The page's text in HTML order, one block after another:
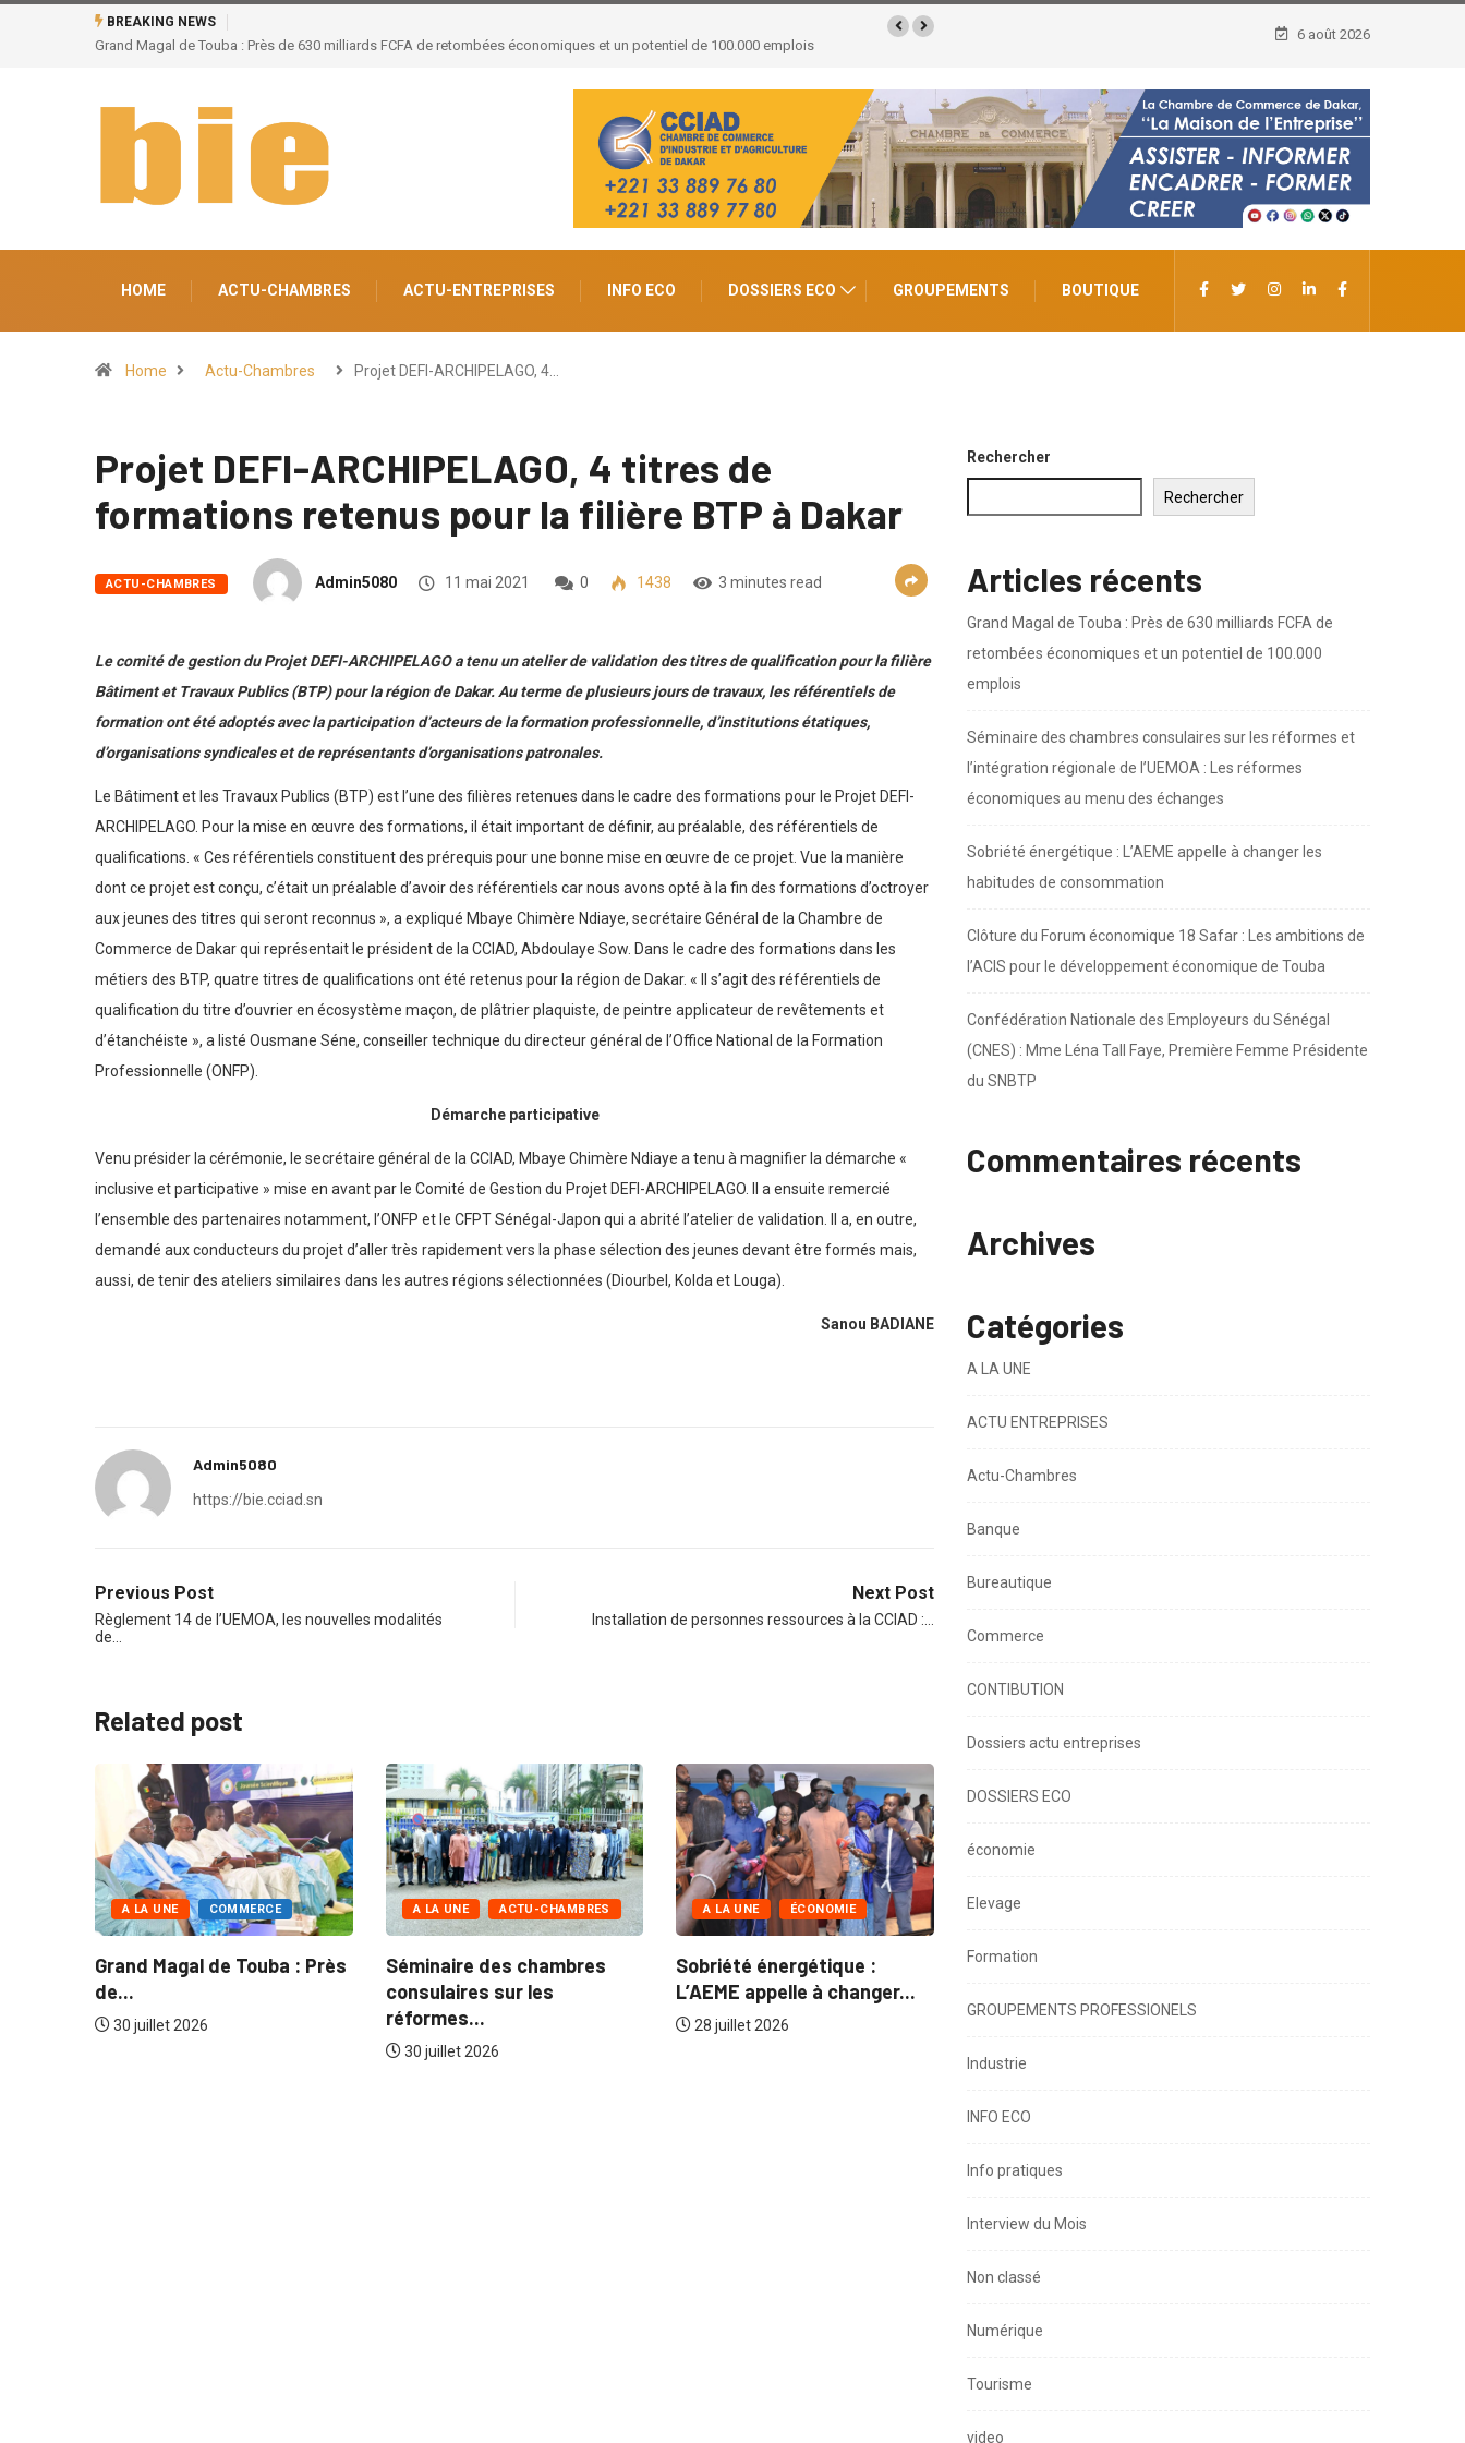
BREAKING NEWS
100.000 emploisSéminaire des chambres consulaires sur les réformes et l’intégration régionale de l’UEMOA : Les réformes
6 août 2026
HOME ACTU-CHAMBRES ACTU-ENTREPRISES INFO ECO DOSSIERS ECO GROUPEMENTS BOUTIQUE
Home Actu-Chambres Projet DEFI-ARCHIPELAGO, 4…
Projet DEFI-ARCHIPELAGO, 4 titres de
formations retenus pour la filière BTP à Dakar
ACTU-CHAMBRES Admin5080 11 mai 2021 0 1438 3 minutes read
Le comité de gestion du Projet DEFI-ARCHIPELAGO a tenu un atelier de validation des titres de qualification pour la filière
Bâtiment et Travaux Publics (BTP) pour la région de Dakar. Au terme de plusieurs jours de travaux, les référentiels de
formation ont été adoptés avec la participation d’acteurs de la formation professionnelle, d’institutions étatiques,
d’organisations syndicales et de représentants d’organisations patronales.
Le Bâtiment et les Travaux Publics (BTP) est l’une des filières retenues dans le cadre des formations pour le Projet DEFI-
ARCHIPELAGO. Pour la mise en œuvre des formations, il était important de définir, au préalable, des référentiels de
qualifications. « Ces référentiels constituent des prérequis pour une bonne mise en œuvre de ce projet. Vue la manière
dont ce projet est conçu, c’était un préalable d’avoir des référentiels car nous avons opté à la fin des formations d’octroyer
aux jeunes des titres qui seront reconnus », a expliqué Mbaye Chimère Ndiaye, secrétaire Général de la Chambre de
Commerce de Dakar qui représentait le président de la CCIAD, Abdoulaye Sow. Dans le cadre des formations dans les
métiers des BTP, quatre titres de qualifications ont été retenus pour la région de Dakar. « Il s’agit des référentiels de
qualification du titre d’ouvrier en écosystème maçon, de plâtrier plaquiste, de peintre applicateur de revêtements et
d’étanchéiste », a listé Ousmane Séne, conseiller technique du directeur général de l’Office National de la Formation
Professionnelle (ONFP).
Démarche participative
Venu présider la cérémonie, le secrétaire général de la CCIAD, Mbaye Chimère Ndiaye a tenu à magnifier la démarche «
inclusive et participative » mise en avant par le Comité de Gestion du Projet DEFI-ARCHIPELAGO. Il a ensuite remercié
l’ensemble des partenaires notamment, l’ONFP et le CFPT Sénégal-Japon qui a abrité l’atelier de validation. Il a, en outre,
demandé aux conducteurs du projet d’aller très rapidement vers la phase sélection des jeunes devant être formés mais,
aussi, de tenir des ateliers similaires dans les autres régions sélectionnées (Diourbel, Kolda et Louga).
Sanou BADIANE
Admin5080
https://bie.cciad.sn
Previous Post
Règlement 14 de l’UEMOA, les nouvelles modalités
de…
Next Post
Installation de personnes ressources à la CCIAD :…
Related post
ÉCONOMIE
:
à changer...
A LA UNE COMMERCE
Grand Magal de Touba : Près
A LA UNE ACTU-CHAMBRES
Séminaire des chambres
consulaires sur les
A LA UNE ÉCONOMIE
Sobriété énergétique :
L’AEME appelle à changer...
Rechercher
Rechercher
Articles récents
Grand Magal de Touba : Près de 630 milliards FCFA de
retombées économiques et un potentiel de 100.000
emplois
Séminaire des chambres consulaires sur les réformes et
l’intégration régionale de l’UEMOA : Les réformes
économiques au menu des échanges
Sobriété énergétique : L’AEME appelle à changer les
habitudes de consommation
Clôture du Forum économique 18 Safar : Les ambitions de
l’ACIS pour le développement économique de Touba
Confédération Nationale des Employeurs du Sénégal
(CNES) : Mme Léna Tall Faye, Première Femme Présidente
du SNBTP
Commentaires récents
Archives
Catégories
A LA UNE
ACTU ENTREPRISES
Actu-Chambres
Banque
Bureautique
Commerce
CONTIBUTION
Dossiers actu entreprises
DOSSIERS ECO
économie
Elevage
Formation
GROUPEMENTS PROFESSIONELS
Industrie
INFO ECO
Info pratiques
Interview du Mois
Non classé
Numérique
Tourisme
video